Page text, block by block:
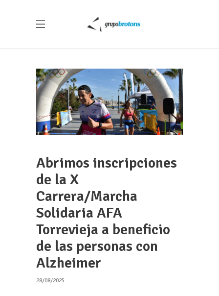
Abrimos inscripciones
de la X
Carrera/Marcha
Solidaria AFA
Torrevieja a beneficio
de las personas con
Alzheimer
28/08/2025